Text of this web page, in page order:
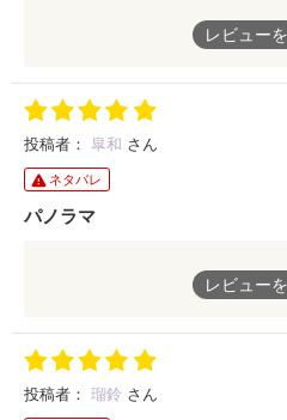
ひょんな事から、現代から幕末へ
新撰組を題材にした小説では珍し
自分に恋人がいる事は写真から知
だけど、名前が思い出せない。
名前もわからない彼女への思いだ
そんな彼が幕末で過ごす中で聞いた
思いが絡み合い綴られる物語。
このレビューがそのきっかけにな
レビュー
投稿者： 皐和 さん
ネタバレ
パノラマ
まずは、作者のbaby blueさん、完
春と真夏の恋。
レビュー
投稿者： 瑠鈴 さん